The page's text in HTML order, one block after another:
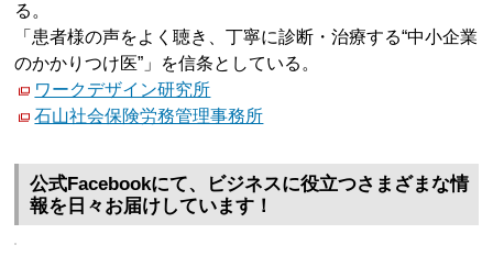
る。
「患者様の声をよく聴き、丁寧に診断・治療する“中小企業
のかかりつけ医”」を信条としている。
ワークデザイン研究所
石山社会保険労務管理事務所
公式Facebookにて、ビジネスに役立つさまざまな情
報を日々お届けしています！